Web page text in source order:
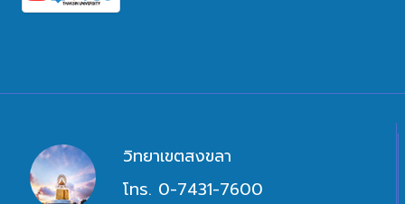
วิทยาเขตสงขลา
โทร. 0-7431-7600